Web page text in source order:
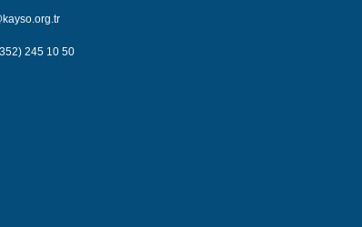
245 10 50